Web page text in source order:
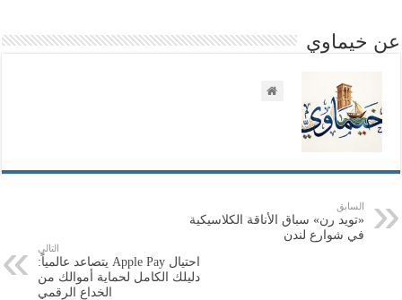
عن خيماوي
السابق
«تويد رن» سباق الأناقة الكلاسيكية
في شوارع لندن
التالي
احتيال Apple Pay يتصاعد عالمياً:
دليلك الكامل لحماية أموالك من
الخداع الرقمي